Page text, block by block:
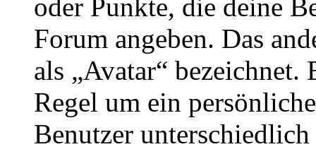
oder Punkte, die deine
Forum angeben. Das
als „Avatar“
Regel um ein
Benutzer